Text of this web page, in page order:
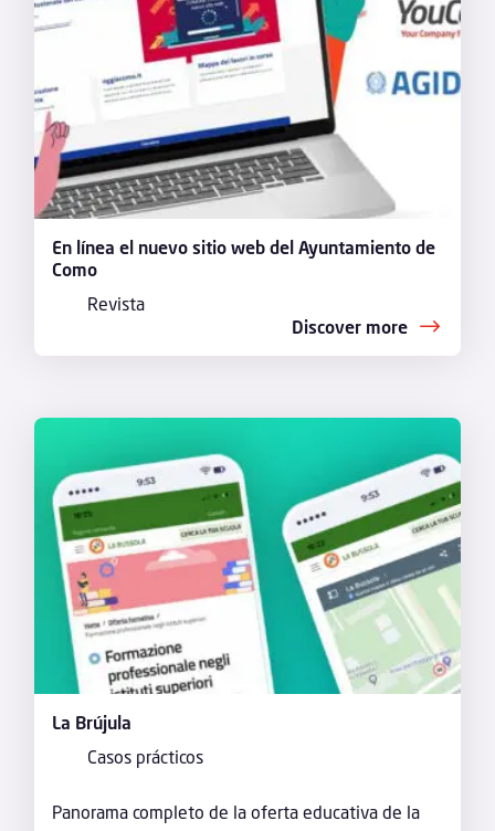
En línea el nuevo sitio web del Ayuntamiento de
Como
Revista
Discover more
La Brújula
Casos prácticos
Panorama completo de la oferta educativa de la